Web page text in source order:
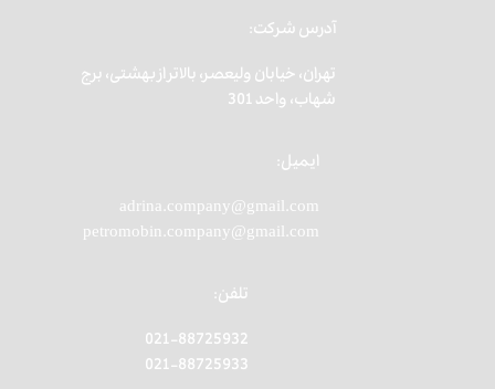
آدرس شرکت:
تهران، خیابان ولیعصر، بالاتر از بهشتی، برج
شهاب، واحد 301
ایمیل:
adrina.company@gmail.com
petromobin.company@gmail.com
تلفن:
021-88725932
021-88725933